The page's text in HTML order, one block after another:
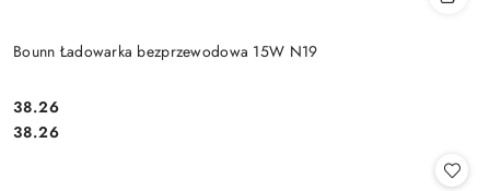
Bounn Ładowarka bezprzewodowa 15W N19
Cena:
38.26
Cena:
38.26